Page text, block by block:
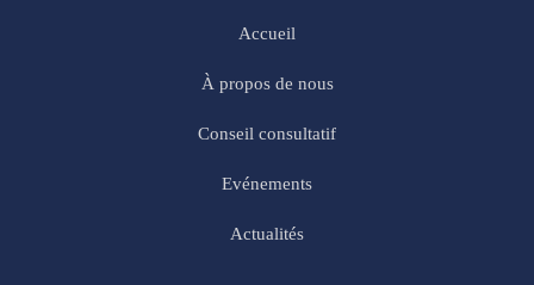
Accueil
À propos de nous
Conseil consultatif
Evénements
Actualités